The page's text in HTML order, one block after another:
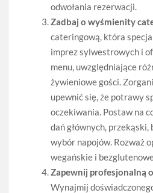
odwołania rezerwacji.
Zadbaj o wyśmienity
cateringową, która
imprez sylwestrowych i
menu, uwzględniające
żywieniowe gości.
upewnić się, że potrawy
oczekiwania. Postaw na
dań głównych,
wybór napojów. Rozważ
wegańskie i
Zapewnij profesjonalną
Wynajmij